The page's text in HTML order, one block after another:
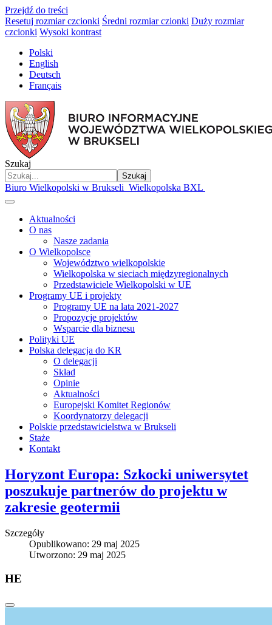
Przejdź do treści
Resetuj rozmiar czcionki Średni rozmiar czionki Duży rozmiar
czcionki Wysoki kontrast
Polski
English
Deutsch
Français
Szukaj
Szukaj
Biuro Wielkopolski w Brukseli Wielkopolska BXL
Aktualności
O nas
Nasze zadania
O Wielkopolsce
Województwo wielkopolskie
Wielkopolska w sieciach międzyregionalnych
Przedstawiciele Wielkopolski w UE
Programy UE i projekty
Programy UE na lata 2021-2027
Propozycje projektów
Wsparcie dla biznesu
Polityki UE
Polska delegacja do KR
O delegacji
Skład
Opinie
Aktualności
Europejski Komitet Regionów
Koordynatorzy delegacji
Polskie przedstawicielstwa w Brukseli
Staże
Kontakt
Horyzont Europa: Szkocki uniwersytet
poszukuje partnerów do projektu w
zakresie geotermii
Szczegóły
Opublikowano: 29 maj 2025
Utworzono: 29 maj 2025
HE